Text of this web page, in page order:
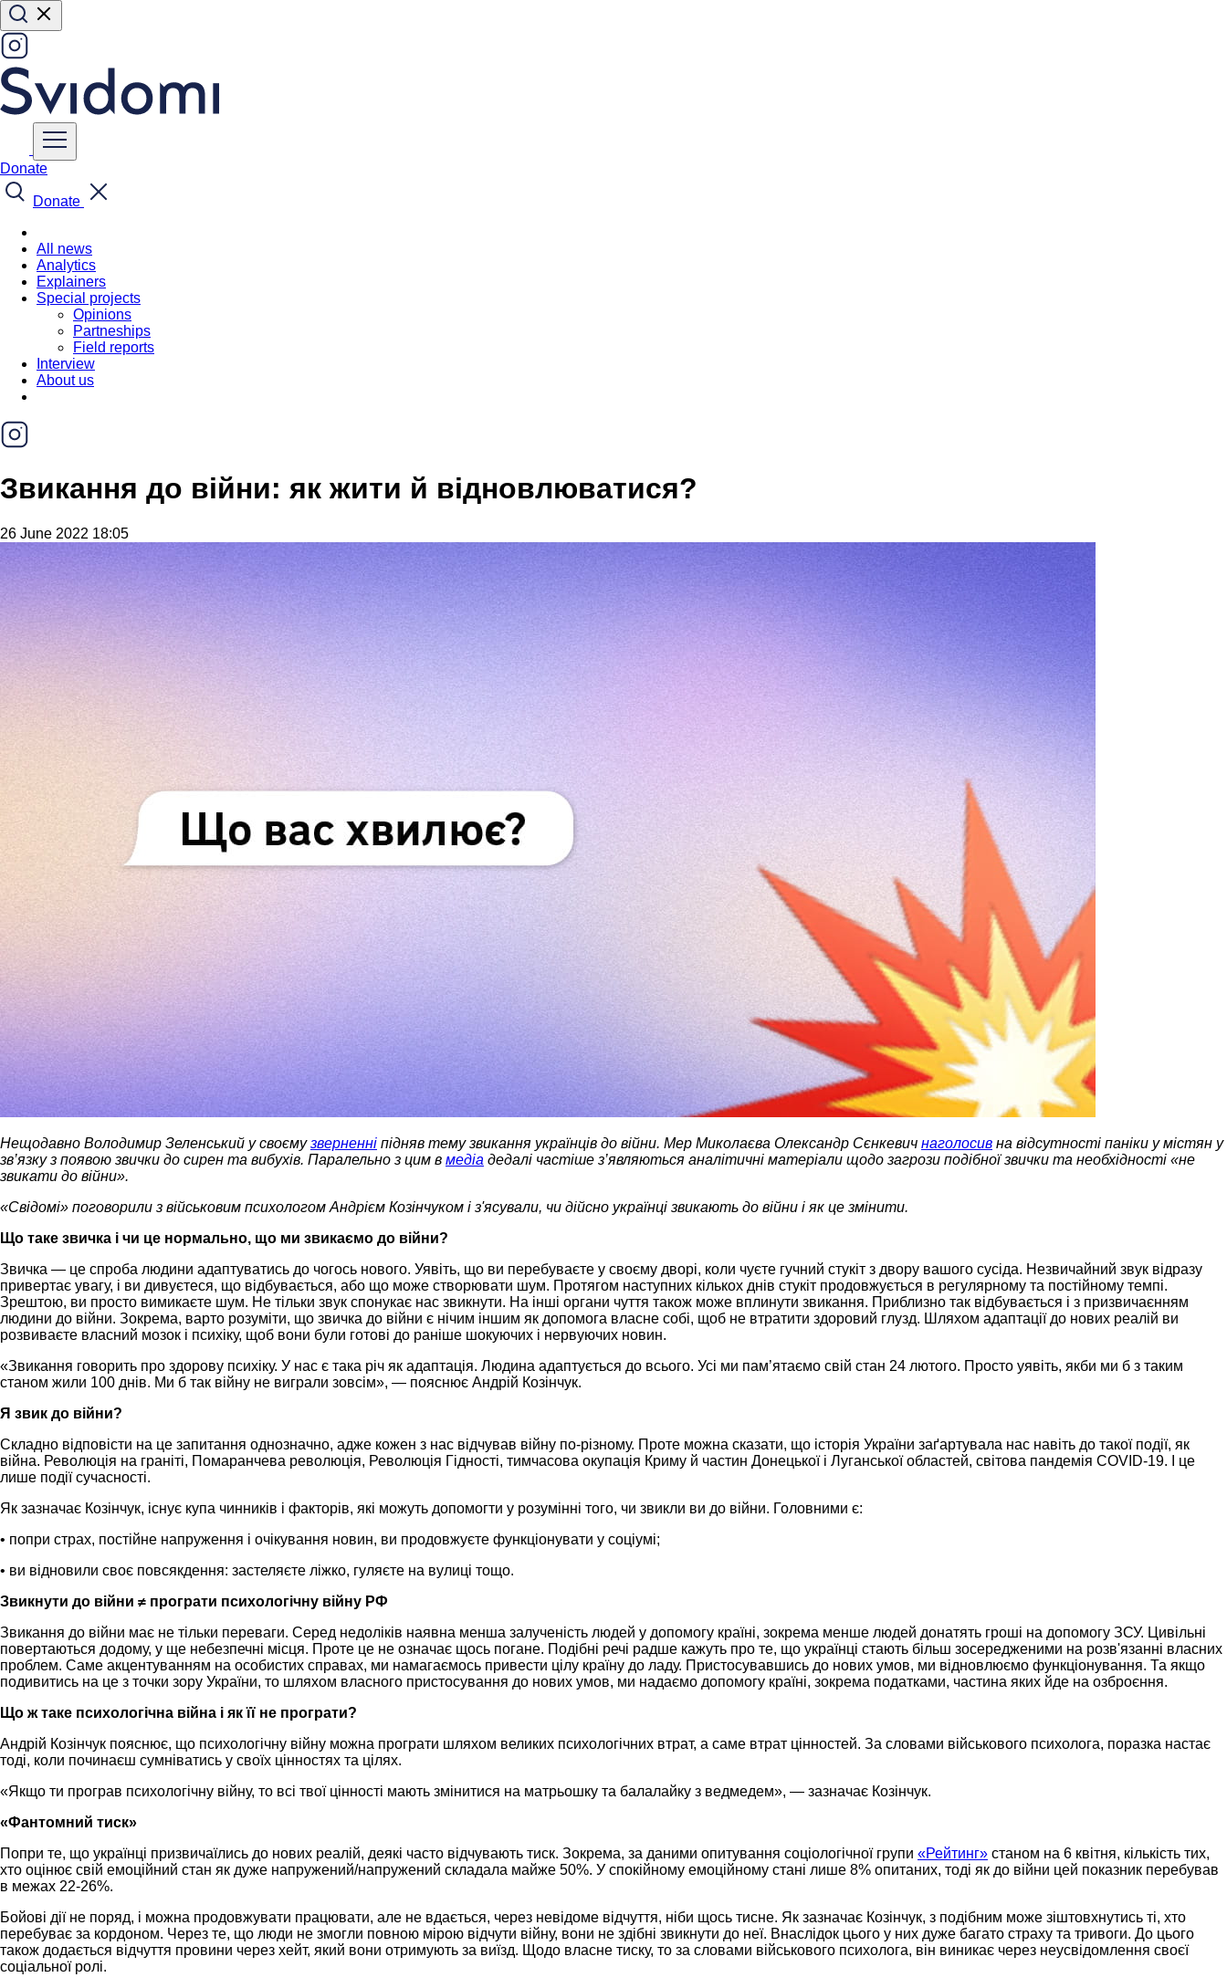
Donate
Donate
All news
Analytics
Explainers
Special projects
Opinions
Partneships
Field reports
Interview
About us
Звикання до війни: як жити й відновлюватися?
26 June 2022 18:05
Нещодавно Володимир Зеленський у своємузверненні підняв тему звикання українців до війни. Мер Миколаєва Олександр Сєнкевич наголосив на відсутності паніки у містян у
зв’язку з появою звички до сирен та вибухів. Паралельно з цим в медіа дедалі частіше з’являються аналітичні матеріали щодо загрози подібної звички та необхідності «не
звикати до війни».
«Свідомі» поговорили з військовим психологом Андрієм Козінчуком і з'ясували, чи дійсно українці звикають до війни і як це змінити.
Що таке звичка і чи це нормально, що ми звикаємо до війни?
Звичка — це спроба людини адаптуватись до чогось нового. Уявіть, що ви перебуваєте у своєму дворі, коли чуєте гучний стукіт з двору вашого сусіда. Незвичайний звук відразу
привертає увагу, і ви дивуєтеся, що відбувається, або що може створювати шум. Протягом наступних кількох днів стукіт продовжується в регулярному та постійному темпі.
Зрештою, ви просто вимикаєте шум. Не тільки звук спонукає нас звикнути. На інші органи чуття також може вплинути звикання. Приблизно так відбувається і з призвичаєнням
людини до війни. Зокрема, варто розуміти, що звичка до війни є нічим іншим як допомога власне собі, щоб не втратити здоровий глузд. Шляхом адаптації до нових реалій ви
розвиваєте власний мозок і психіку, щоб вони були готові до раніше шокуючих і нервуючих новин.
«Звикання говорить про здорову психіку. У нас є така річ як адаптація. Людина адаптується до всього. Усі ми пам’ятаємо свій стан 24 лютого. Просто уявіть, якби ми б з таким
станом жили 100 днів. Ми б так війну не виграли зовсім», — пояснює Андрій Козінчук.
Я звик до війни?
Складно відповісти на це запитання однозначно, адже кожен з нас відчував війну по-різному. Проте можна сказати, що історія України заґартувала нас навіть до такої події, як
війна. Революція на граніті, Помаранчева революція, Революція Гідності, тимчасова окупація Криму й частин Донецької і Луганської областей, світова пандемія COVID-19. І це
лише події сучасності.
Як зазначає Козінчук, існує купа чинників і факторів, які можуть допомогти у розумінні того, чи звикли ви до війни. Головними є:
• попри страх, постійне напруження і очікування новин, ви продовжуєте функціонувати у соціумі;
• ви відновили своє повсякдення: застеляєте ліжко, гуляєте на вулиці тощо.
Звикнути до війни ≠ програти психологічну війну РФ
Звикання до війни має не тільки переваги. Серед недоліків наявна менша залученість людей у допомогу країні, зокрема менше людей донатять гроші на допомогу ЗСУ. Цивільні
повертаються додому, у ще небезпечні місця. Проте це не означає щось погане. Подібні речі радше кажуть про те, що українці стають більш зосередженими на розв'язанні власних
проблем. Саме акцентуванням на особистих справах, ми намагаємось привести цілу країну до ладу. Пристосувавшись до нових умов, ми відновлюємо функціонування. Та якщо
подивитись на це з точки зору України, то шляхом власного пристосування до нових умов, ми надаємо допомогу країні, зокрема податками, частина яких йде на озброєння.
Що ж таке психологічна війна і як її не програти?
Андрій Козінчук пояснює, що психологічну війну можна програти шляхом великих психологічних втрат, а саме втрат цінностей. За словами військового психолога, поразка настає
тоді, коли починаєш сумніватись у своїх цінностях та цілях.
«Якщо ти програв психологічну війну, то всі твої цінності мають змінитися на матрьошку та балалайку з ведмедем», — зазначає Козінчук.
«Фантомний тиск»
Попри те, що українці призвичаїлись до нових реалій, деякі часто відчувають тиск. Зокрема, за даними опитування соціологічної групи «Рейтинг» станом на 6 квітня, кількість тих,
хто оцінює свій емоційний стан як дуже напружений/напружений складала майже 50%. У спокійному емоційному стані лише 8% опитаних, тоді як до війни цей показник перебував
в межах 22-26%.
Бойові дії не поряд, і можна продовжувати працювати, але не вдається, через невідоме відчуття, ніби щось тисне. Як зазначає Козінчук, з подібним може зіштовхнутись ті, хто
перебуває за кордоном. Через те, що люди не змогли повною мірою відчути війну, вони не здібні звикнути до неї. Внаслідок цього у них дуже багато страху та тривоги. До цього
також додається відчуття провини через хейт, який вони отримують за виїзд. Щодо власне тиску, то за словами військового психолога, він виникає через неусвідомлення своєї
соціальної ролі.